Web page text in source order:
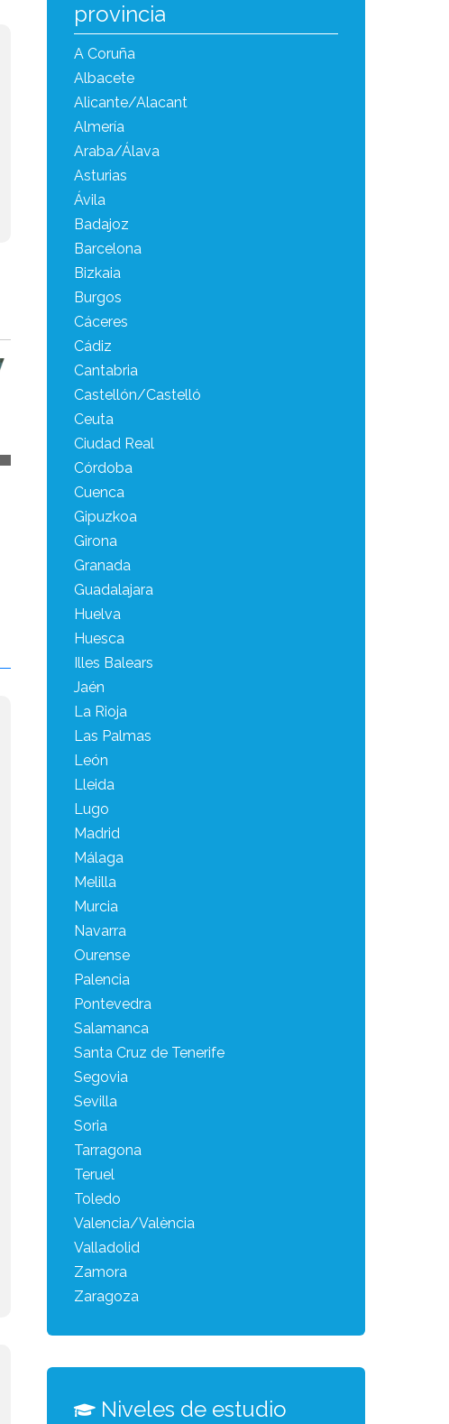
provincia
A Coruña
Albacete
Alicante/Alacant
Almería
Araba/Álava
Asturias
Ávila
Badajoz
Barcelona
Bizkaia
Burgos
Cáceres
Cádiz
Cantabria
Castellón/Castelló
Ceuta
Ciudad Real
Córdoba
Cuenca
Gipuzkoa
Girona
Granada
Guadalajara
Huelva
Huesca
Illes Balears
Jaén
La Rioja
Las Palmas
León
Lleida
Lugo
Madrid
Málaga
Melilla
Murcia
Navarra
Ourense
Palencia
Pontevedra
Salamanca
Santa Cruz de Tenerife
Segovia
Sevilla
Soria
Tarragona
Teruel
Toledo
Valencia/València
Valladolid
Zamora
Zaragoza
Niveles de estudio